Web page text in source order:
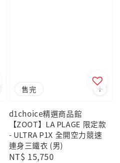
售完
d1choice精選商品館
【ZOOT】LA PLAGE 限定款
- ULTRA P1X 全開空力競速
連身三鐵衣 (男)
Regular
NT$ 15,750